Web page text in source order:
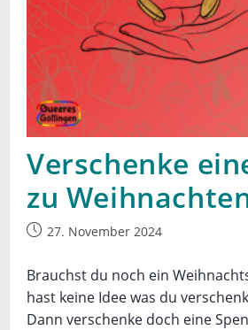
Verschenke
zu
Beitrag27. November 2024
Brauchst du noch ein
hast keine Idee was du
Dann verschenke doch eine